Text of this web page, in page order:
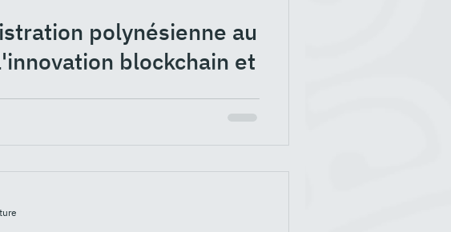
polynésienne au
blockchain et
plateforme Ihitai ("Marins" en
blockchain pour faciliter la vie